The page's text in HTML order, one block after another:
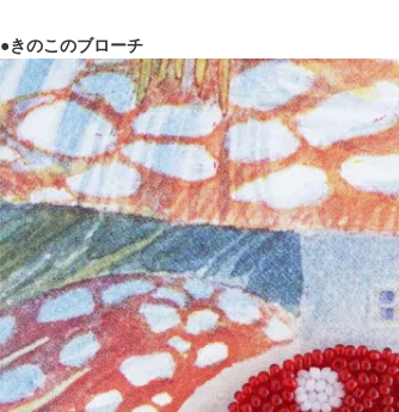
●きのこのブローチ